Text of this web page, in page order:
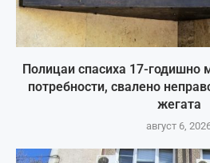
Полицаи спасиха 17-годишно
потребности, свалено
жегата
август 6,